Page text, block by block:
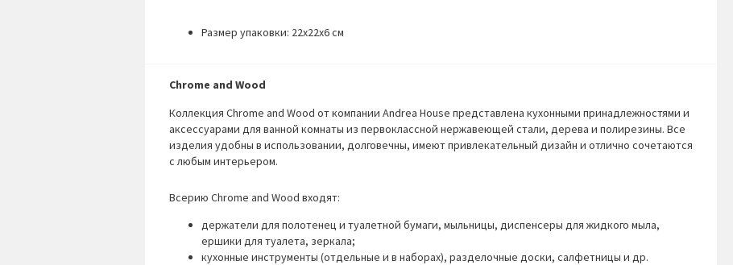
Размер упаковки: 22х22х6 см
Chrome and Wood
Коллекция Chrome and Wood от компании Andrea House представлена кухонными принадлежностями и
аксессуарами для ванной комнаты из первоклассной нержавеющей стали, дерева и полирезины. Все
изделия удобны в использовании, долговечны, имеют привлекательный дизайн и отлично сочетаются
с любым интерьером.
Всерию Chrome and Wood входят:
держатели для полотенец и туалетной бумаги, мыльницы, диспенсеры для жидкого мыла,
ершики для туалета, зеркала;
кухонные инструменты (отдельные и в наборах), разделочные доски, салфетницы и др.